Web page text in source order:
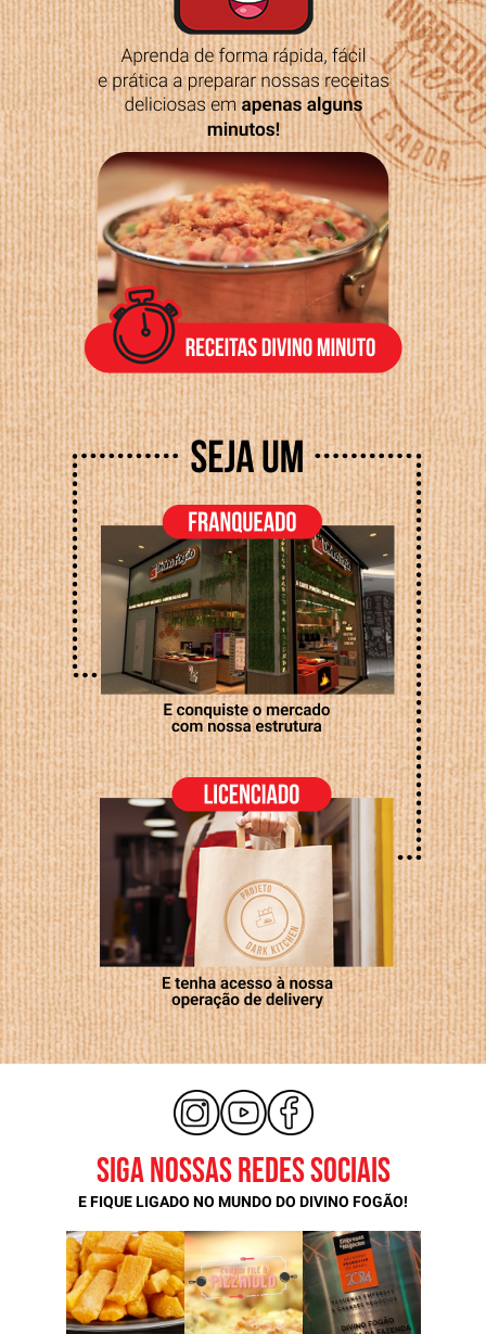
SIGA NOSSAS REDES SOCIAIS
E FIQUE LIGADO NO MUNDO DO DIVINO FOGÃO!